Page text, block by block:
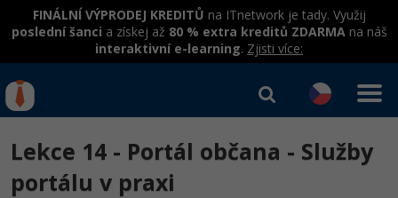
FINÁLNÍ VÝPRODEJ KREDITŮ na ITnetwork je tady. Využij
poslední šanci a získej až 80 % extra kreditů ZDARMAna náš
interaktivní e-learning. Zjisti více:
Rekvalifikace a kurzy
hrazené úřadem práce
Přihlásit se | Registrovat
Lekce 14 - Portál občana - Služby
portálu v praxi